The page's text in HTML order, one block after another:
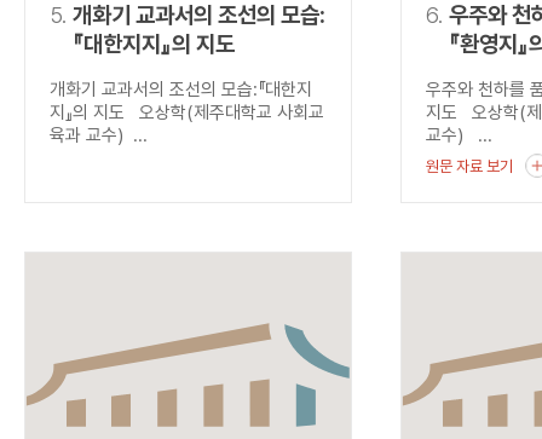
5. 개화기 교과서의 조선의 모습:
『대한지지』의 지도
개화기 교과서의 조선의 모습:『대한지
지』의 지도 오상학(제주대학교 사회교
육과 교수) ...
6. 우주와 천
『환영지』
우주와 천하를
지도 오상학(제
교수) ...
원문 자료 보기